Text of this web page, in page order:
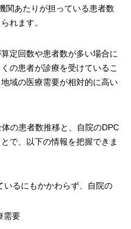
関あたりが担っている患者数
れます。
定回数や患者数が多い場合に
の患者が診療を受けているこ
域の医療需要が相対的に高い
の患者数推移と、自院のDPC
で、以下の情報を把握できま
いるにもかかわらず、自院の
需要